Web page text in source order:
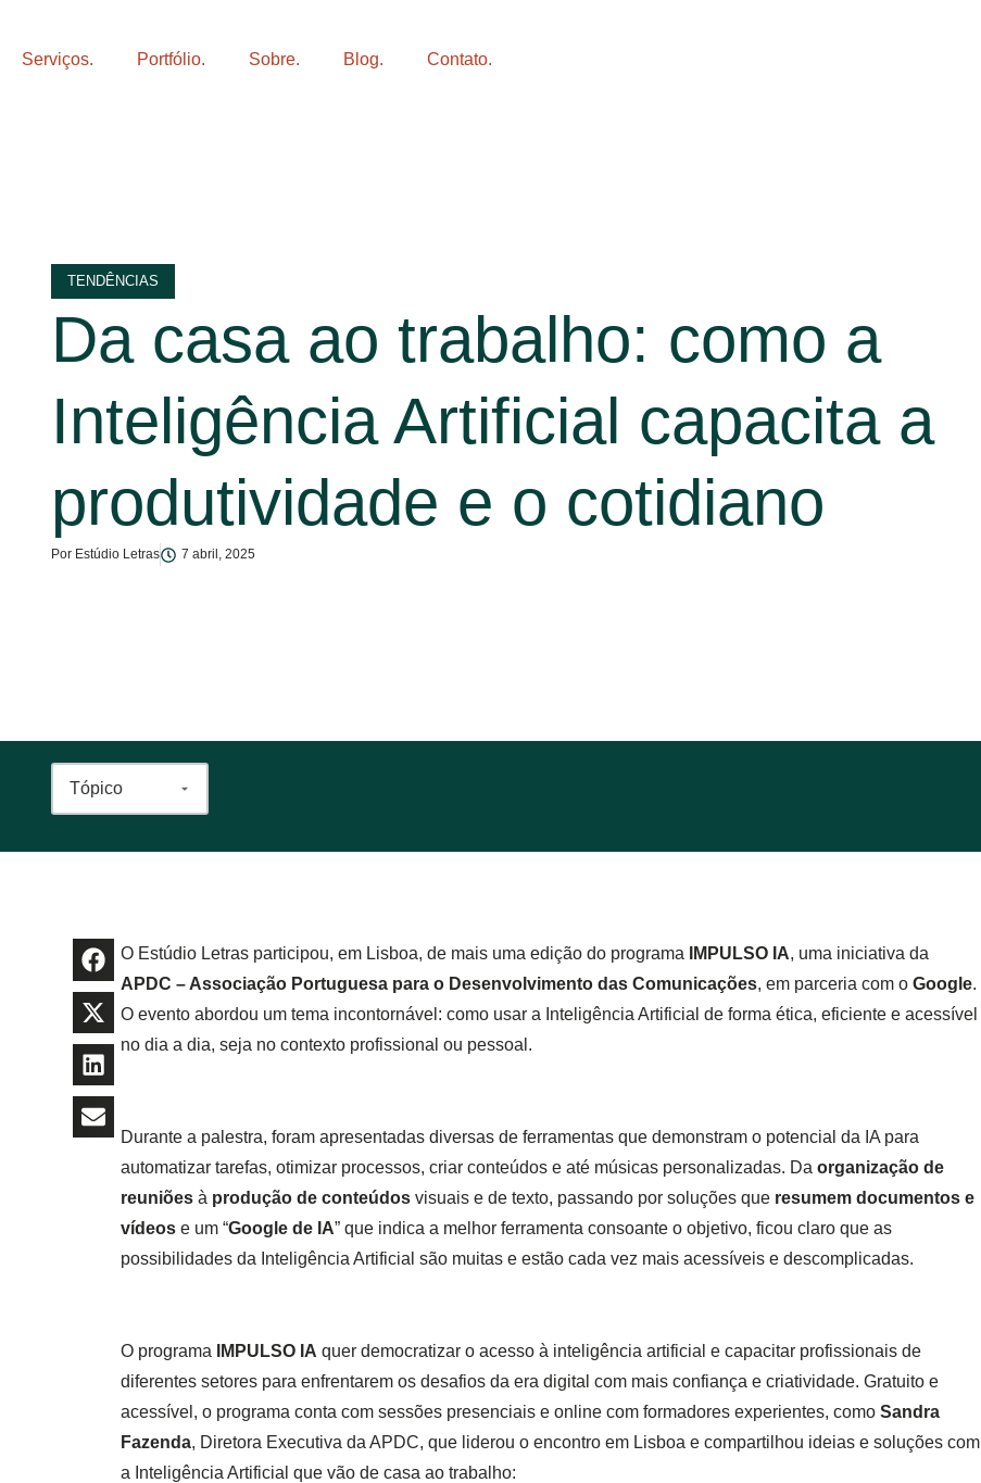
Serviços. Portfólio. Sobre. Blog. Contato.
TENDÊNCIAS
Da casa ao trabalho: como a
Inteligência Artificial capacita a
produtividade e o cotidiano
Por Estúdio Letras 7 abril, 2025
O Estúdio Letras participou, em Lisboa, de mais uma edição do programa IMPULSO IA, uma iniciativa da
APDC – Associação Portuguesa para o Desenvolvimento das Comunicações, em parceria com o Google.
O evento abordou um tema incontornável: como usar a Inteligência Artificial de forma ética, eficiente e acessível
no dia a dia, seja no contexto profissional ou pessoal.
Durante a palestra, foram apresentadas diversas de ferramentas que demonstram o potencial da IA para
automatizar tarefas, otimizar processos, criar conteúdos e até músicas personalizadas. Da organização de
reuniõesà produção de conteúdosvisuais e de texto, passando por soluções que resumem documentos e
vídeose um “Google de IA” que indica a melhor ferramenta consoante o objetivo, ficou claro que as
possibilidades da Inteligência Artificial são muitas e estão cada vez mais acessíveis e descomplicadas.
O programa IMPULSO IA quer democratizar o acesso à inteligência artificial e capacitar profissionais de
diferentes setores para enfrentarem os desafios da era digital com mais confiança e criatividade. Gratuito e
acessível, o programa conta com sessões presenciais e online com formadores experientes, como Sandra
Fazenda, Diretora Executiva da APDC, que liderou o encontro em Lisboa e compartilhou ideias e soluções com
a Inteligência Artificial que vão de casa ao trabalho: